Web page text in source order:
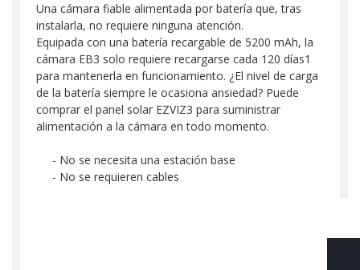
Una cámara fiable alimentada por batería que, tras
instalarla, no requiere ninguna atención.
Equipada con una batería recargable de 5200 mAh, la
cámara EB3 solo requiere recargarse cada 120 días1
para mantenerla en funcionamiento. ¿El nivel de carga
de la batería siempre le ocasiona ansiedad? Puede
comprar el panel solar EZVIZ3 para suministrar
alimentación a la cámara en todo momento.
- No se necesita una estación base
- No se requieren cables